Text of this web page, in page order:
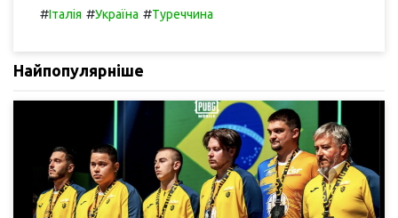
#Італія #Україна #Туреччина
Найпопулярніше